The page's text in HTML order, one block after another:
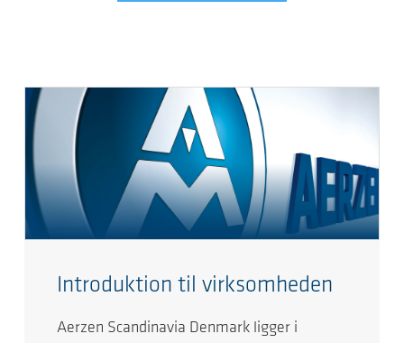
Introduktion til virksomheden
Aerzen Scandinavia Denmark ligger i